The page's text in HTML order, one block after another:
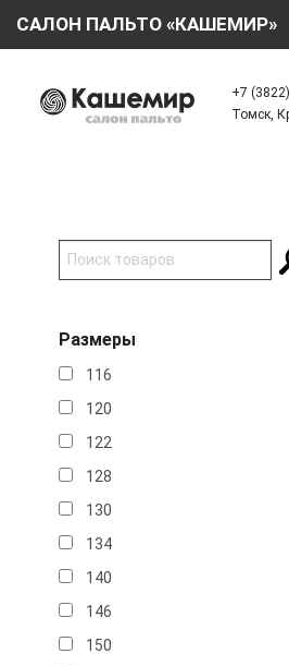
+7
Томск,
САЛОН ПАЛЬТО «КАШЕМИР»
О КОМПАНИИ
АКЦИИ
КОНТАКТЫ
Размеры
116
120
122
128
130
134
140
146
150